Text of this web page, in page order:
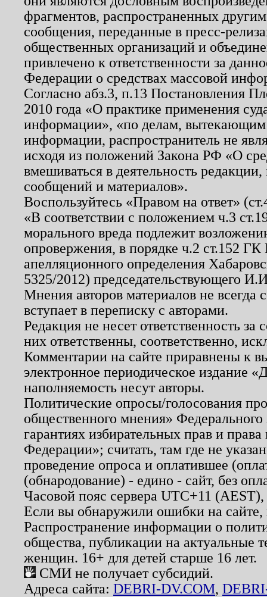
фрагментов, распространенных
сообщения, переданные в пресс-
общественных организаций и
привлечено к ответственности за
Федерации о средствах массовой
Согласно абз.3, п.13 Постановления
2010 года «О практике применения
информации», «по делам, вытекающим
информации, распространитель не
исходя из положений Закона РФ «О
вмешиваться в деятельность
сообщений и материалов».
Воспользуйтесь «Правом на ответ»
«В соответствии с положением ч.3
морального вреда подлежит
опровержения, в порядке ч.2 ст.152
апелляционного определения
5325/2012) председательствующего
Мнения авторов материалов не
вступает в переписку с авторами.
Редакция не несет ответственность
них ответственны, соответственно,
Комментарии на сайте приравнены к
электронное периодическое издание
наполняемость несут авторы.
Политические опросы/голосования
общественного мнения»
гарантиях избирательных прав и
Федерации»; считать, там где не
проведение опроса и оплатившее
(обнародование) - едино - сайт, без
Часовой пояс сервера UTC+11
Если вы обнаружили ошибки на
Распространение информации о
общества, публикации на актуальные
женщин. 16+ для детей старше 16 лет.
СМИ не получает субсидий.
Адреса сайта: DEBRI-DV.COM,